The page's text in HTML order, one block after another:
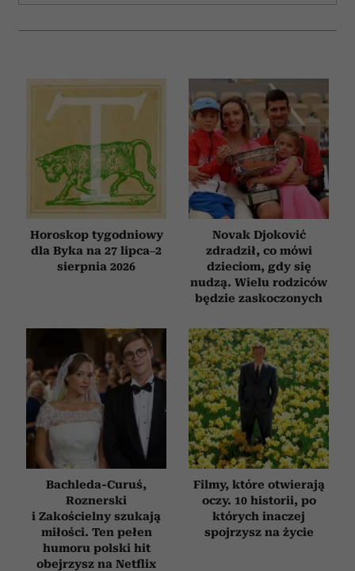
Horoskop tygodniowy
dla Byka na 27 lipca–2
sierpnia 2026
Novak Djoković
zdradził, co mówi
dzieciom, gdy się
nudzą. Wielu rodziców
będzie zaskoczonych
Bachleda-Curuś,
Roznerski
i Zakościelny szukają
miłości. Ten pełen
humoru polski hit
obejrzysz na Netflix
Filmy, które otwierają
oczy. 10 historii, po
których inaczej
spojrzysz na życie